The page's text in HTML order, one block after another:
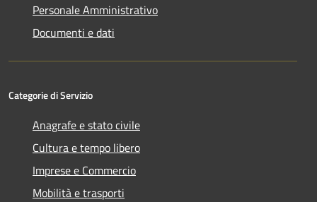
Personale Amministrativo
Documenti e dati
Categorie di Servizio
Anagrafe e stato civile
Cultura e tempo libero
Imprese e Commercio
Mobilità e trasporti